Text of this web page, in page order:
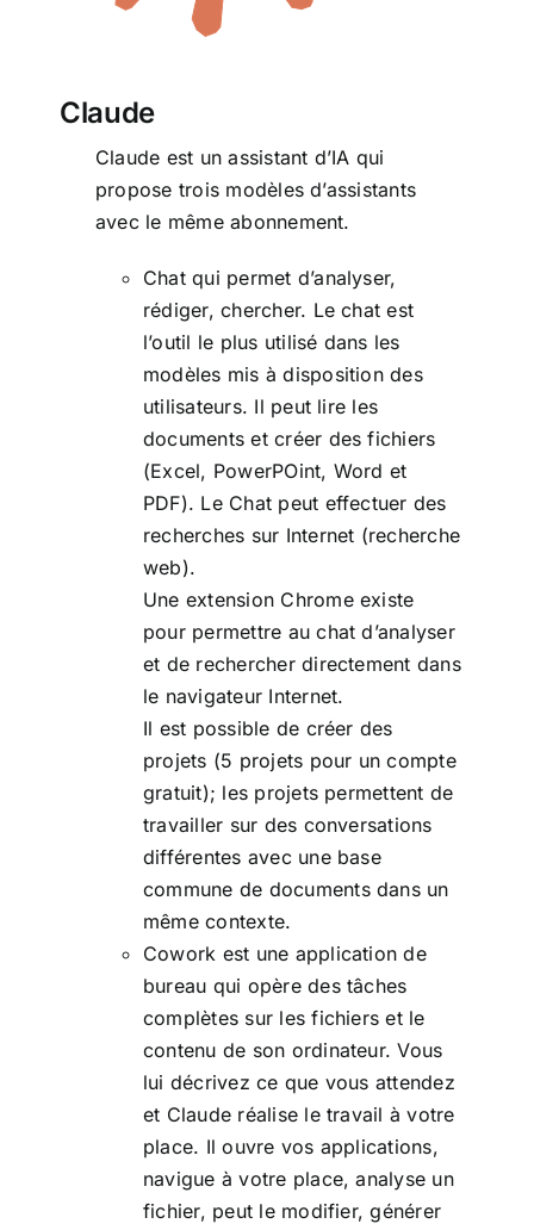
Claude
Claude est un assistant d’IA qui
propose trois modèles d’assistants
avec le même abonnement.
Chat qui permet d’analyser,
rédiger, chercher. Le chat est
l’outil le plus utilisé dans les
modèles mis à disposition des
utilisateurs. Il peut lire les
documents et créer des fichiers
(Excel, PowerPOint, Word et
PDF). Le Chat peut effectuer des
recherches sur Internet (recherche
web).
Une extension Chrome existe
pour permettre au chat d’analyser
et de rechercher directement dans
le navigateur Internet.
Il est possible de créer des
projets (5 projets pour un compte
gratuit); les projets permettent de
travailler sur des conversations
différentes avec une base
commune de documents dans un
même contexte.
Cowork est une application de
bureau qui opère des tâches
complètes sur les fichiers et le
contenu de son ordinateur. Vous
lui décrivez ce que vous attendez
et Claude réalise le travail à votre
place. Il ouvre vos applications,
navigue à votre place, analyse un
fichier, peut le modifier, générer